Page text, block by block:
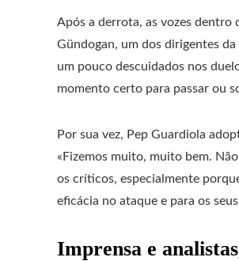
Após a derrota, as vozes
Gündogan, um dos dirigentes da
um pouco descuidados nos
momento certo para passar ou
Por sua vez, Pep Guardiola
«Fizemos muito, muito bem.
os críticos, especialmente
eficácia no ataque e para os
Imprensa e